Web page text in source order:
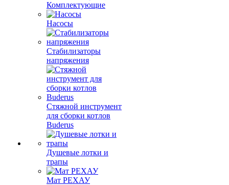
Комплектующие
Насосы
Стабилизаторы
напряжения
Стяжной инструмент
для сборки котлов
Buderus
Душевые лотки и
трапы
Мат РЕХАУ